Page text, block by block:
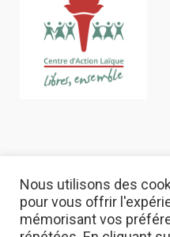
Nous utilisons des
pour vous offrir
mémorisant vos